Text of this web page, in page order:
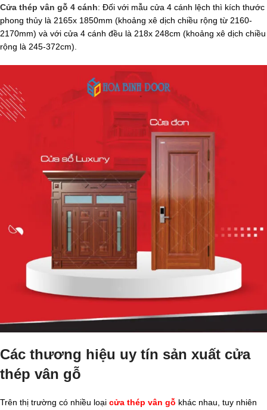
Cửa thép vân gỗ 4 cánh: Đối với mẫu cửa 4 cánh lệch thì kích thước
phong thủy là 2165x 1850mm (khoảng xê dịch chiều rộng từ 2160-
2170mm) và với cửa 4 cánh đều là 218x 248cm (khoảng xê dịch chiều
rộng là 245-372cm).
Các thương hiệu uy tín sản xuất cửa
thép vân gỗ
Trên thị trường có nhiều loại cửa thép vân gỗ khác nhau, tuy nhiên